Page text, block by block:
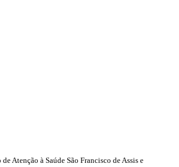
Atenção à Saúde São Francisco de Assis e